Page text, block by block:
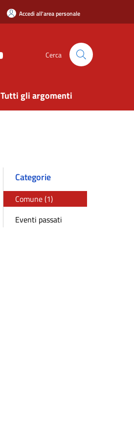
Accedi all'area personale
Cerca
Tutti gli argomenti
Categorie
Comune (1)
Eventi passati